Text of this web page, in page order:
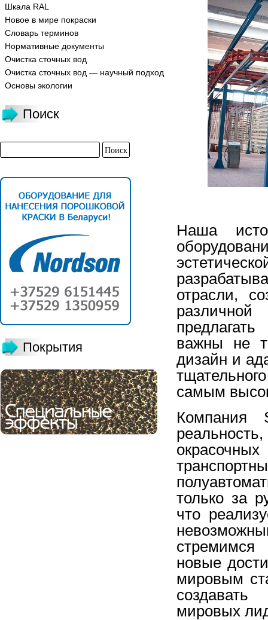
Шкала RAL
Новое в мире покраски
Словарь терминов
Нормативные документы
Очистка сточных вод
Очистка сточных вод — научный подход
Основы экологии
Поиск
Покрытия
Наша
отрасли,
важны не
дизайн и
самым
Компания
только за
что
стремимся
новые
мировым
мировых